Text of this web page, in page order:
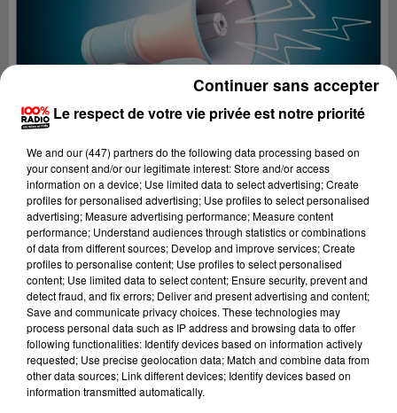
Lecture (4 min 42 sec)
100%
100% Radio les infos de l'Aude
Le respect de votre vie privée est notre priorité
We and our (447) partnersdo the following data processing based on
your consent and/or our legitimate interest: Store and/or access
information on a device; Use limited data to select advertising; Create
profiles for personalised advertising; Use profiles to select personalised
advertising; Measure advertising performance; Measure content
performance; Understand audiences through statistics or combinations
of data from different sources; Develop and improve services; Create
profiles to personalise content; Use profiles to select personalised
content; Use limited data to select content; Ensure security, prevent and
detect fraud, and fix errors; Deliver and present advertising and content;
Save and communicate privacy choices. These technologies may
process personal data such as IP address and browsing data to offer
following functionalities: Identify devices based on information actively
requested; Use precise geolocation data; Match and combine data from
other data sources; Link different devices; Identify devices based on
information transmitted automatically.
Continuer sans accepter